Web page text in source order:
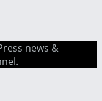
news &
.